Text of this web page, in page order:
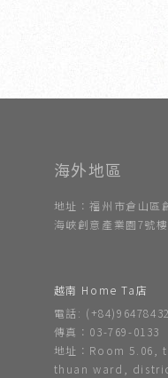
地址：福州市倉山區
海峽創意產業園7號
越南 Home Ta店
電話:
傳真：03-769-0133
地址：Room
thuan ward,